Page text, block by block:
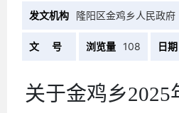
发文机构 隆阳区金鸡乡人民政府
文 号 浏览量 108 日期
关于金鸡乡2025